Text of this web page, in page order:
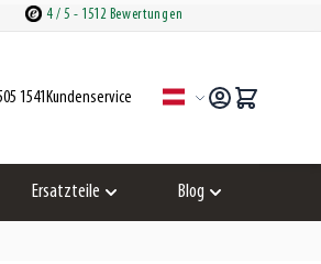
4 / 5 - 1512 Bewertungen
1541 Kundenservice Sprache
Ersatzteile Blog